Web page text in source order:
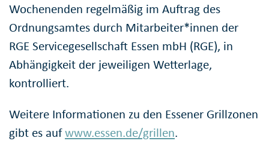
Wochenenden regelmäßig im Auftrag des
Ordnungsamtes durch Mitarbeiter*innen der
RGE Servicegesellschaft Essen mbH (RGE), in
Abhängigkeit der jeweiligen Wetterlage,
kontrolliert.
Weitere Informationen zu den Essener Grillzonen
gibt es aufwww.essen.de/grillen.